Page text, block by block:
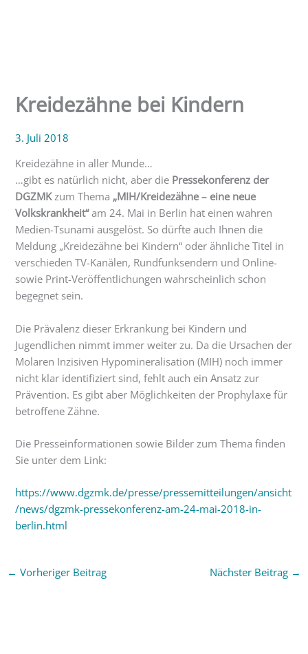
Kreidezähne bei Kindern
3. Juli 2018
Kreidezähne in aller Munde…
…gibt es natürlich nicht, aber die Pressekonferenz der
DGZMKzum Thema „MIH/Kreidezähne – eine neue
Volkskrankheit“am 24. Mai in Berlin hat einen wahren
Medien-Tsunami ausgelöst. So dürfte auch Ihnen die
Meldung „Kreidezähne bei Kindern“ oder ähnliche Titel in
verschieden TV-Kanälen, Rundfunksendern und Online-
sowie Print-Veröffentlichungen wahrscheinlich schon
begegnet sein.
Die Prävalenz dieser Erkrankung bei Kindern und
Jugendlichen nimmt immer weiter zu. Da die Ursachen der
Molaren Inzisiven Hypomineralisation (MIH) noch immer
nicht klar identifiziert sind, fehlt auch ein Ansatz zur
Prävention. Es gibt aber Möglichkeiten der Prophylaxe für
betroffene Zähne.
Die Presseinformationen sowie Bilder zum Thema finden
Sie unter dem Link:
https://www.dgzmk.de/presse/pressemitteilungen/ansicht
/news/dgzmk-pressekonferenz-am-24-mai-2018-in-
berlin.html
← Vorheriger Beitrag Nächster Beitrag →